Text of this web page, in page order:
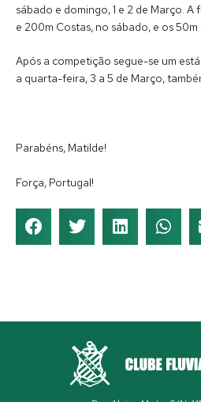
sábado e domingo, 1 e 2 de Março. A
e 200m Costas, no sábado, e os
Após a competição segue-se um
a quarta-feira, 3 a 5 de Março,
Parabéns, Matilde!
Força, Portugal!